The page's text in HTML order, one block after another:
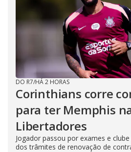
DO R7/HÁ 2 HORAS
Corinthians corre
para ter Memphis
Libertadores
Jogador passou por exames e
dos trâmites de renovação de